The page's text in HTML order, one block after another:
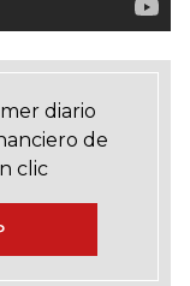
diario
de
clic